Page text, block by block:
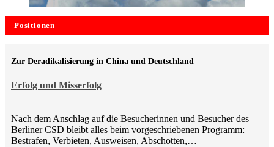
Positionen
Erfolg und Misserfolg
Zur Deradikalisierung in China und Deutschland
Nach dem Anschlag auf die Besucherinnen und Besucher des
Berliner CSD bleibt alles beim vorgeschriebenen Programm:
Bestrafen, Verbieten, Ausweisen, Abschotten,…